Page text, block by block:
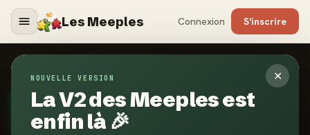
Les Meeples Connexion S'inscrire
✕
NOUVELLE VERSION
La V2 des Meeples est
enfin là 🎉
ILLUSTRATEURS
MB
ILLUSTRATEUR· DEPUIS 2024
Marie Bergeron